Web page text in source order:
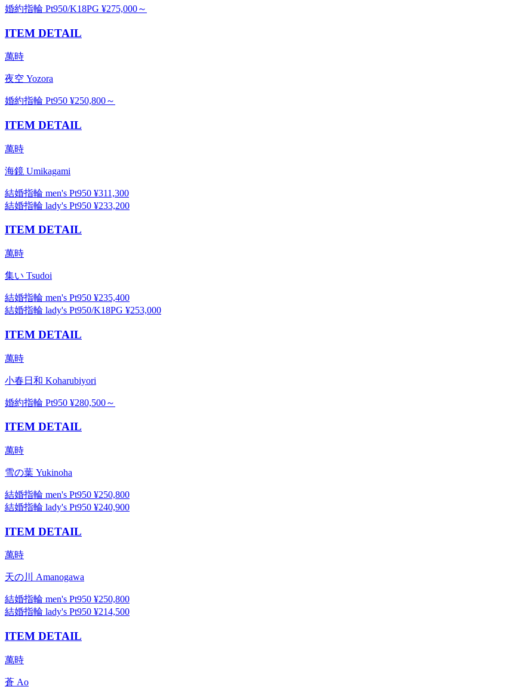
婚約指輪 Pt950/K18PG ¥275,000～
ITEM DETAIL
萬時
夜空 Yozora
婚約指輪 Pt950 ¥250,800～
ITEM DETAIL
萬時
海鏡 Umikagami
結婚指輪 men's Pt950 ¥311,300
結婚指輪 lady's Pt950 ¥233,200
ITEM DETAIL
萬時
集い Tsudoi
結婚指輪 men's Pt950 ¥235,400
結婚指輪 lady's Pt950/K18PG ¥253,000
ITEM DETAIL
萬時
小春日和 Koharubiyori
婚約指輪 Pt950 ¥280,500～
ITEM DETAIL
萬時
雪の葉 Yukinoha
結婚指輪 men's Pt950 ¥250,800
結婚指輪 lady's Pt950 ¥240,900
ITEM DETAIL
萬時
天の川 Amanogawa
結婚指輪 men's Pt950 ¥250,800
結婚指輪 lady's Pt950 ¥214,500
ITEM DETAIL
萬時
蒼 Ao